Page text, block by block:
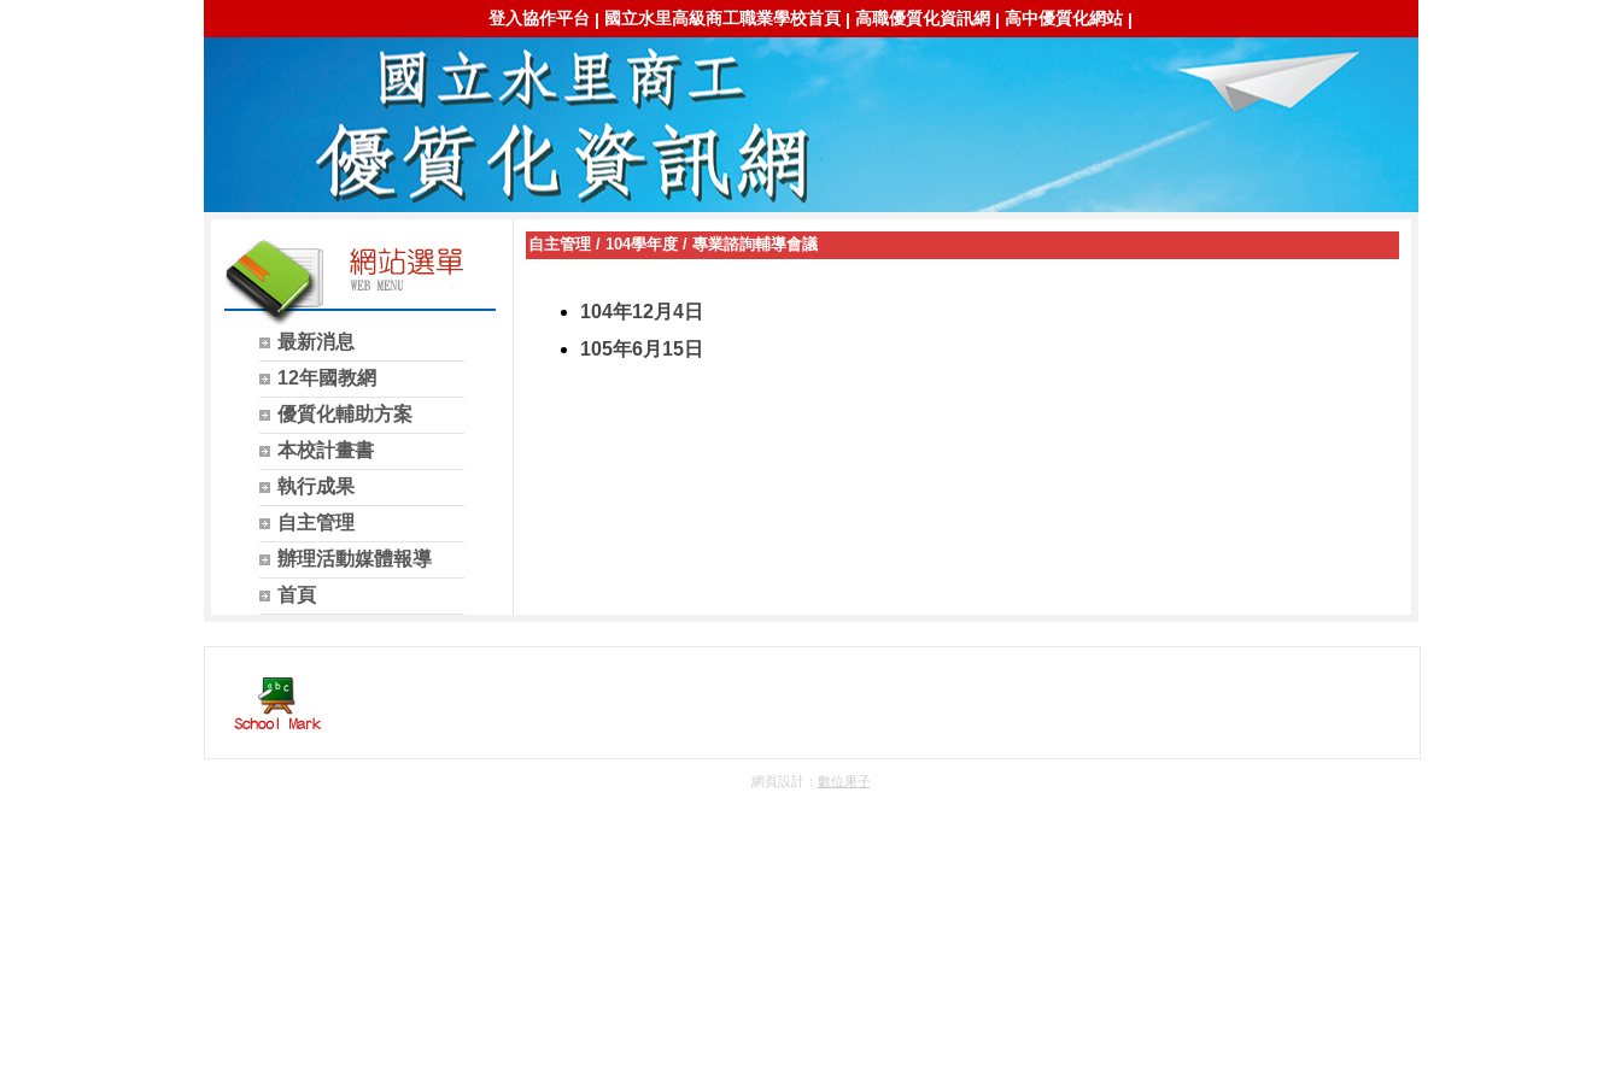
登入協作平台 | 國立水里高級商工職業學校首頁 | 高職優質化資訊網 | 高中優質化網站|
最新消息
12年國教網
優質化輔助方案
本校計畫書
執行成果
自主管理
辦理活動媒體報導
首頁
自主管理/ 104學年度/ 專業諮詢輔導會議
104年12月4日
105年6月15日
網頁設計： 數位果子